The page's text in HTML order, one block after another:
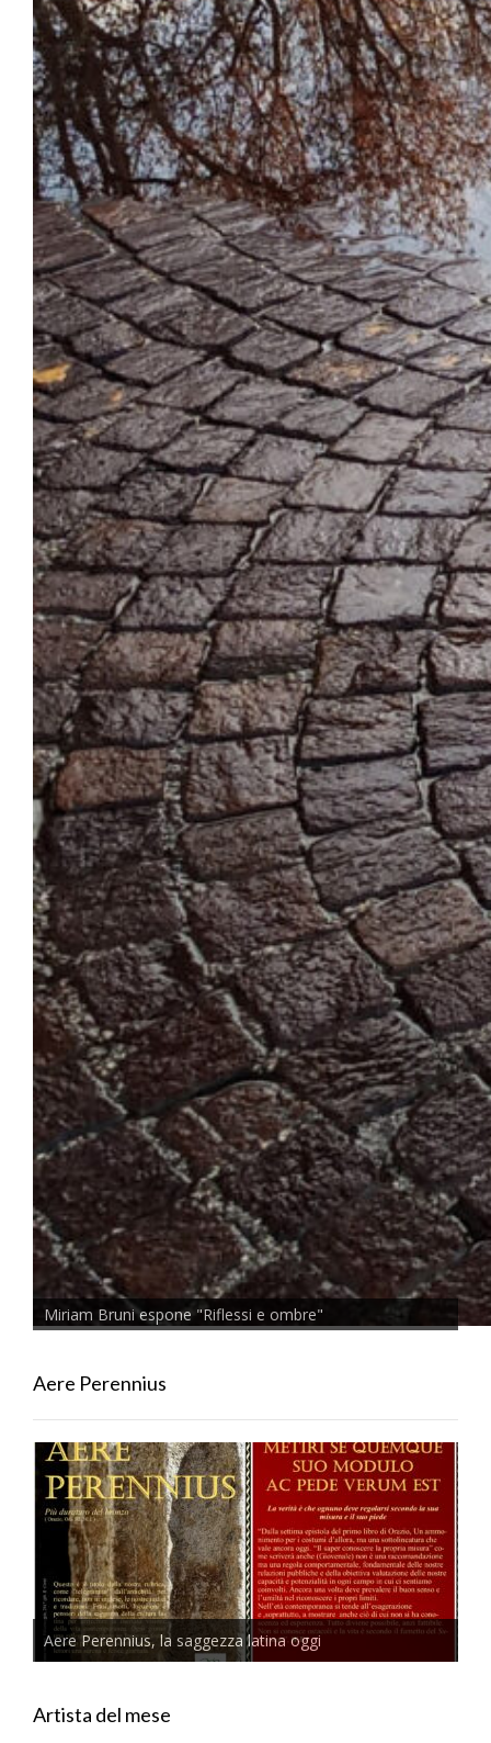
Miriam Bruni espone "Riflessi e ombre"
Aere Perennius
Aere Perennius, la saggezza latina oggi
Artista del mese